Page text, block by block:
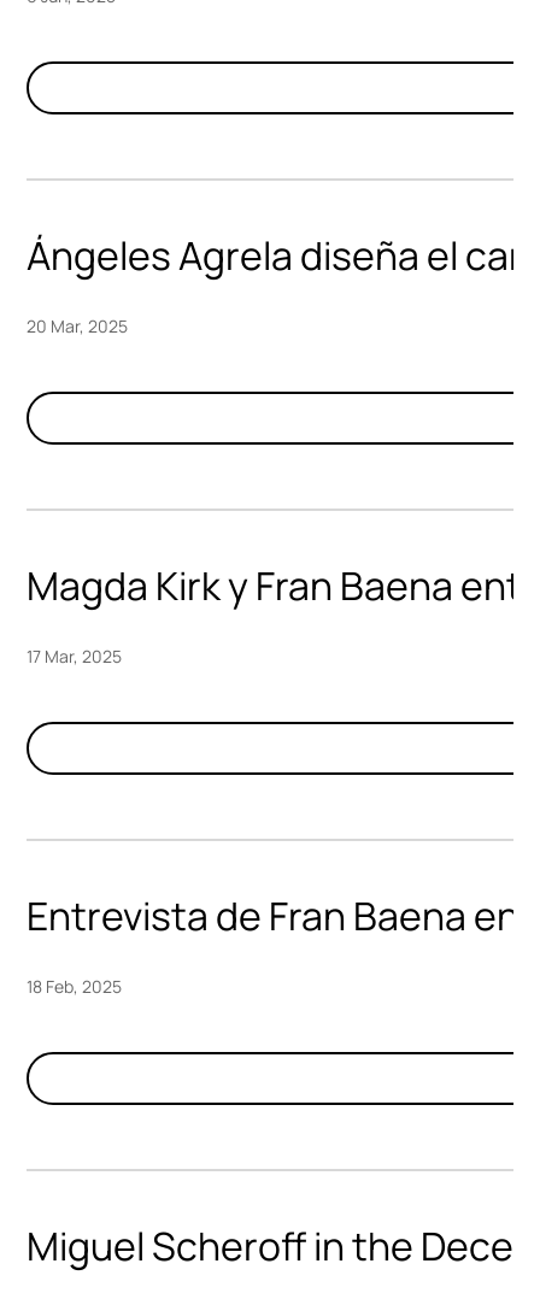
Ángeles Agrela diseña el
20 Mar, 2025
Magda Kirk y Fran Baena
17 Mar, 2025
Entrevista de Fran Baena en
18 Feb, 2025
Miguel Scheroff in the